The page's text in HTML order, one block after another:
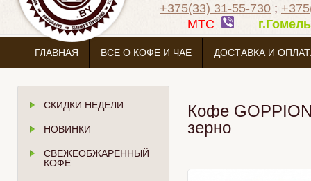
+375(33) 31-55-730 ;
МТС
ГЛАВНАЯ ВСЕ О КОФЕ И ЧАЕ ДОСТАВКА И
СКИДКИ НЕДЕЛИ
НОВИНКИ
СВЕЖЕОБЖАРЕННЫЙ
КОФЕ
Кофе
зерно